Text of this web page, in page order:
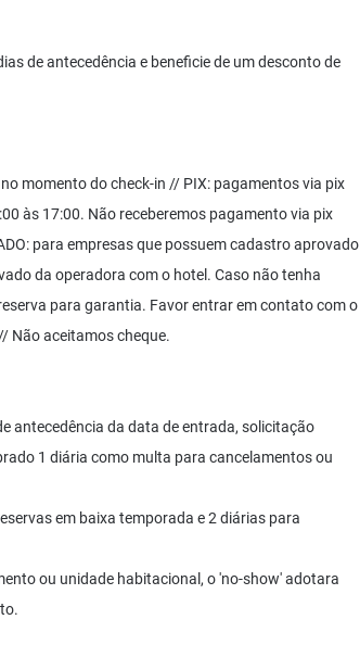
de antecedência e beneficie de um desconto de
no momento do check-in // PIX: pagamentos via pix
às 17:00. Não receberemos pagamento via pix
para empresas que possuem cadastro aprovado
da operadora com o hotel. Caso não tenha
para garantia. Favor entrar em contato com o
Não aceitamos cheque.
antecedência da data de entrada, solicitação
1 diária como multa para cancelamentos ou
em baixa temporada e 2 diárias para
ou unidade habitacional, o 'no-show' adotara